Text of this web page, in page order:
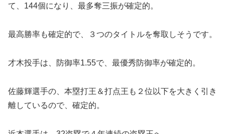
て、144個になり、最多奪三振が確定的。
最高勝率も確定的で、３つのタイトルを奪取しそうです。
才木投手は、防御率1.55で、最優秀防御率が確定的。
佐藤輝選手の、本塁打王＆打点王も２位以下を大きく引き
離しているので、確定的。